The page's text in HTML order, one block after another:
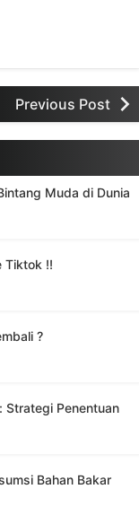
Previous Post